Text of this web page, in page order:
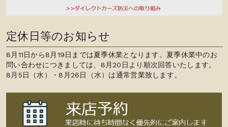
定休日等のお知らせ
8月11日から8月19日までは夏季休業となります。夏季休業中のお
問い合わせにつきましては、8月20日より順次回答いたします。
8月5日（水）・8月26日（水）は通常営業致します。